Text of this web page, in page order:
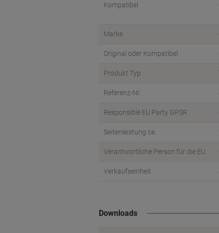
Kompatibel
Marke
Original oder Kompatibel
Produkt Typ
Referenz-Nr.
Responsible EU Party GPSR
Seitenleistung ca.
Verantwortliche Person für die EU
Verkaufseinheit
Downloads